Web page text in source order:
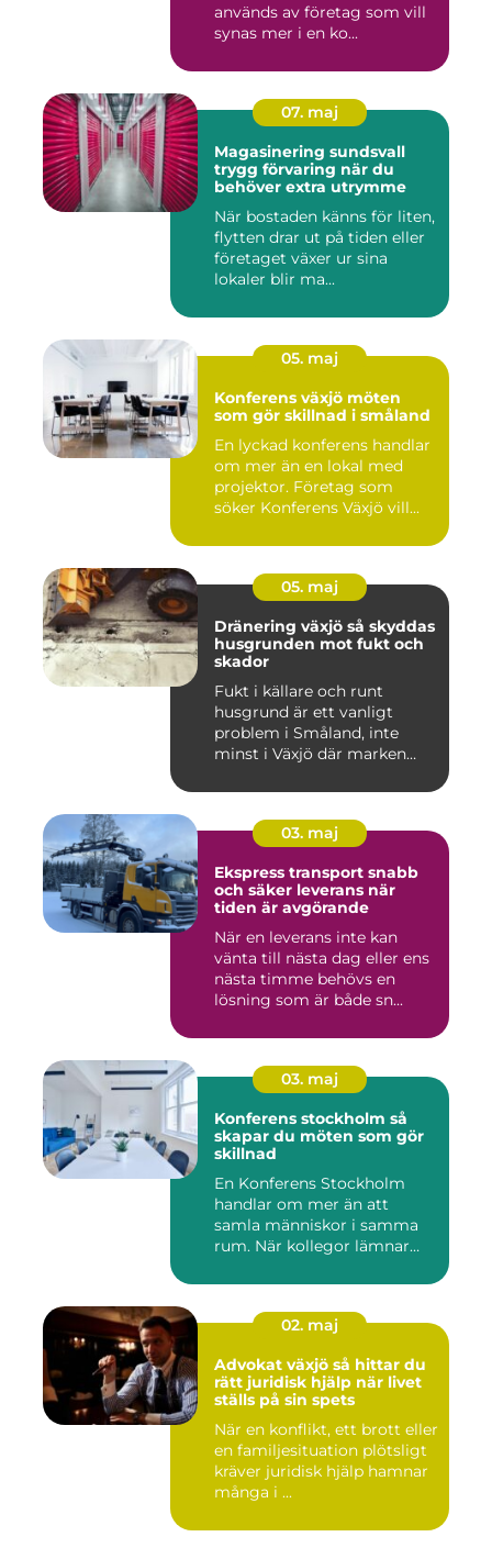
används av företag som vill
synas mer i en ko...
07. maj
Magasinering sundsvall
trygg förvaring när du
behöver extra utrymme
När bostaden känns för liten,
flytten drar ut på tiden eller
företaget växer ur sina
lokaler blir ma...
05. maj
Konferens växjö möten
som gör skillnad i småland
En lyckad konferens handlar
om mer än en lokal med
projektor. Företag som
söker Konferens Växjö vill...
05. maj
Dränering växjö så skyddas
husgrunden mot fukt och
skador
Fukt i källare och runt
husgrund är ett vanligt
problem i Småland, inte
minst i Växjö där marken
03. maj
Ekspress transport snabb
och säker leverans när
tiden är avgörande
När en leverans inte kan
vänta till nästa dag eller ens
nästa timme behövs en
lösning som är både sn...
03. maj
Konferens stockholm så
skapar du möten som gör
skillnad
En Konferens Stockholm
handlar om mer än att
samla människor i samma
rum. När kollegor lämnar
02. maj
Advokat växjö så hittar du
rätt juridisk hjälp när livet
ställs på sin spets
När en konflikt, ett brott eller
en familjesituation plötsligt
kräver juridisk hjälp hamnar
många i ...